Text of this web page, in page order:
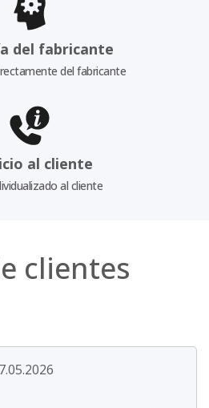
del fabricante
del fabricante
al cliente
al cliente
clientes